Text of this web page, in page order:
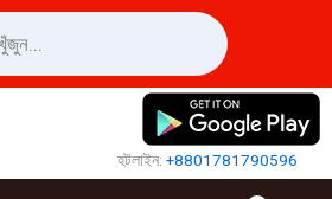
হটলাইন:+8801781790596